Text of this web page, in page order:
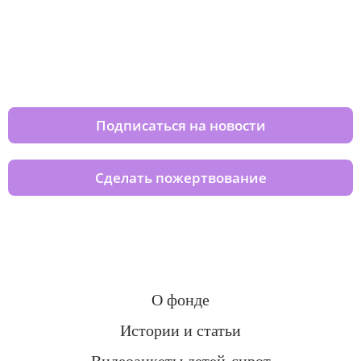
Подписаться на новости
Сделать пожертвование
О фонде
Истории и статьи